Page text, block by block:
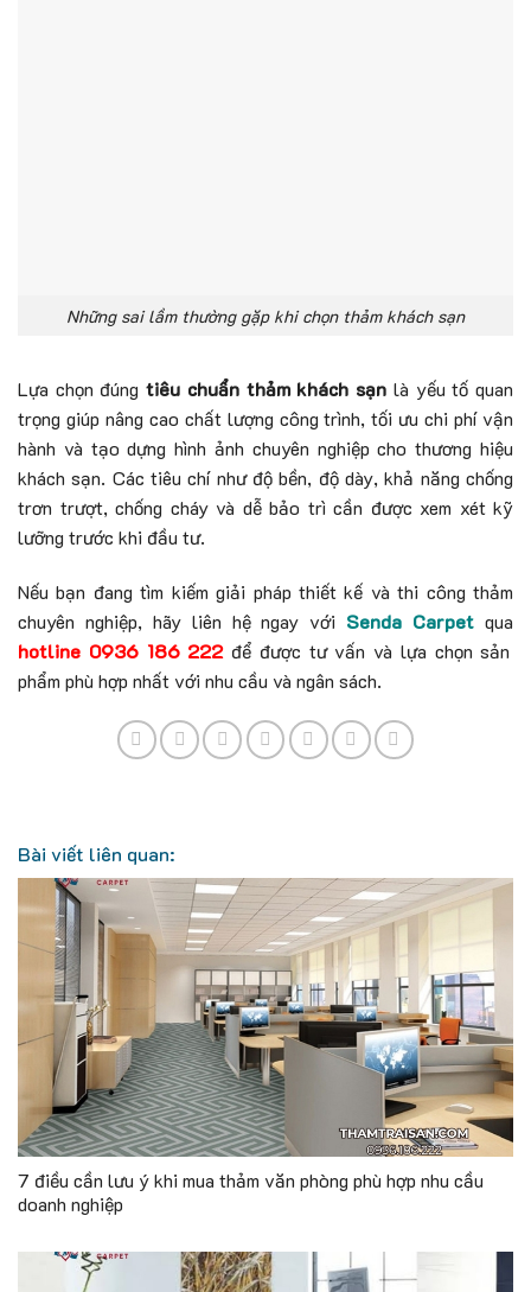
Những sai lầm thường gặp khi chọn thảm khách sạn
Lựa chọn đúngtiêu chuẩn thảm khách sạn là yếu tố quan
trọng giúp nâng cao chất lượng công trình, tối ưu chi phí vận
hành và tạo dựng hình ảnh chuyên nghiệp cho thương hiệu
khách sạn. Các tiêu chí như độ bền, độ dày, khả năng chống
trơn trượt, chống cháy và dễ bảo trì cần được xem xét kỹ
lưỡng trước khi đầu tư.
Nếu bạn đang tìm kiếm giải pháp thiết kế và thi công thảm
chuyên nghiệp, hãy liên hệ ngay với Senda Carpet qua
hotline 0936 186 222để được tư vấn và lựa chọn sản
phẩm phù hợp nhất với nhu cầu và ngân sách.
Bài viết liên quan:
7 điều cần lưu ý khi mua thảm văn phòng phù hợp nhu cầu
doanh nghiệp